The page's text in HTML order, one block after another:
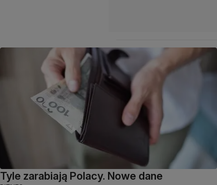
Tyle zarabiają Polacy. Nowe dane